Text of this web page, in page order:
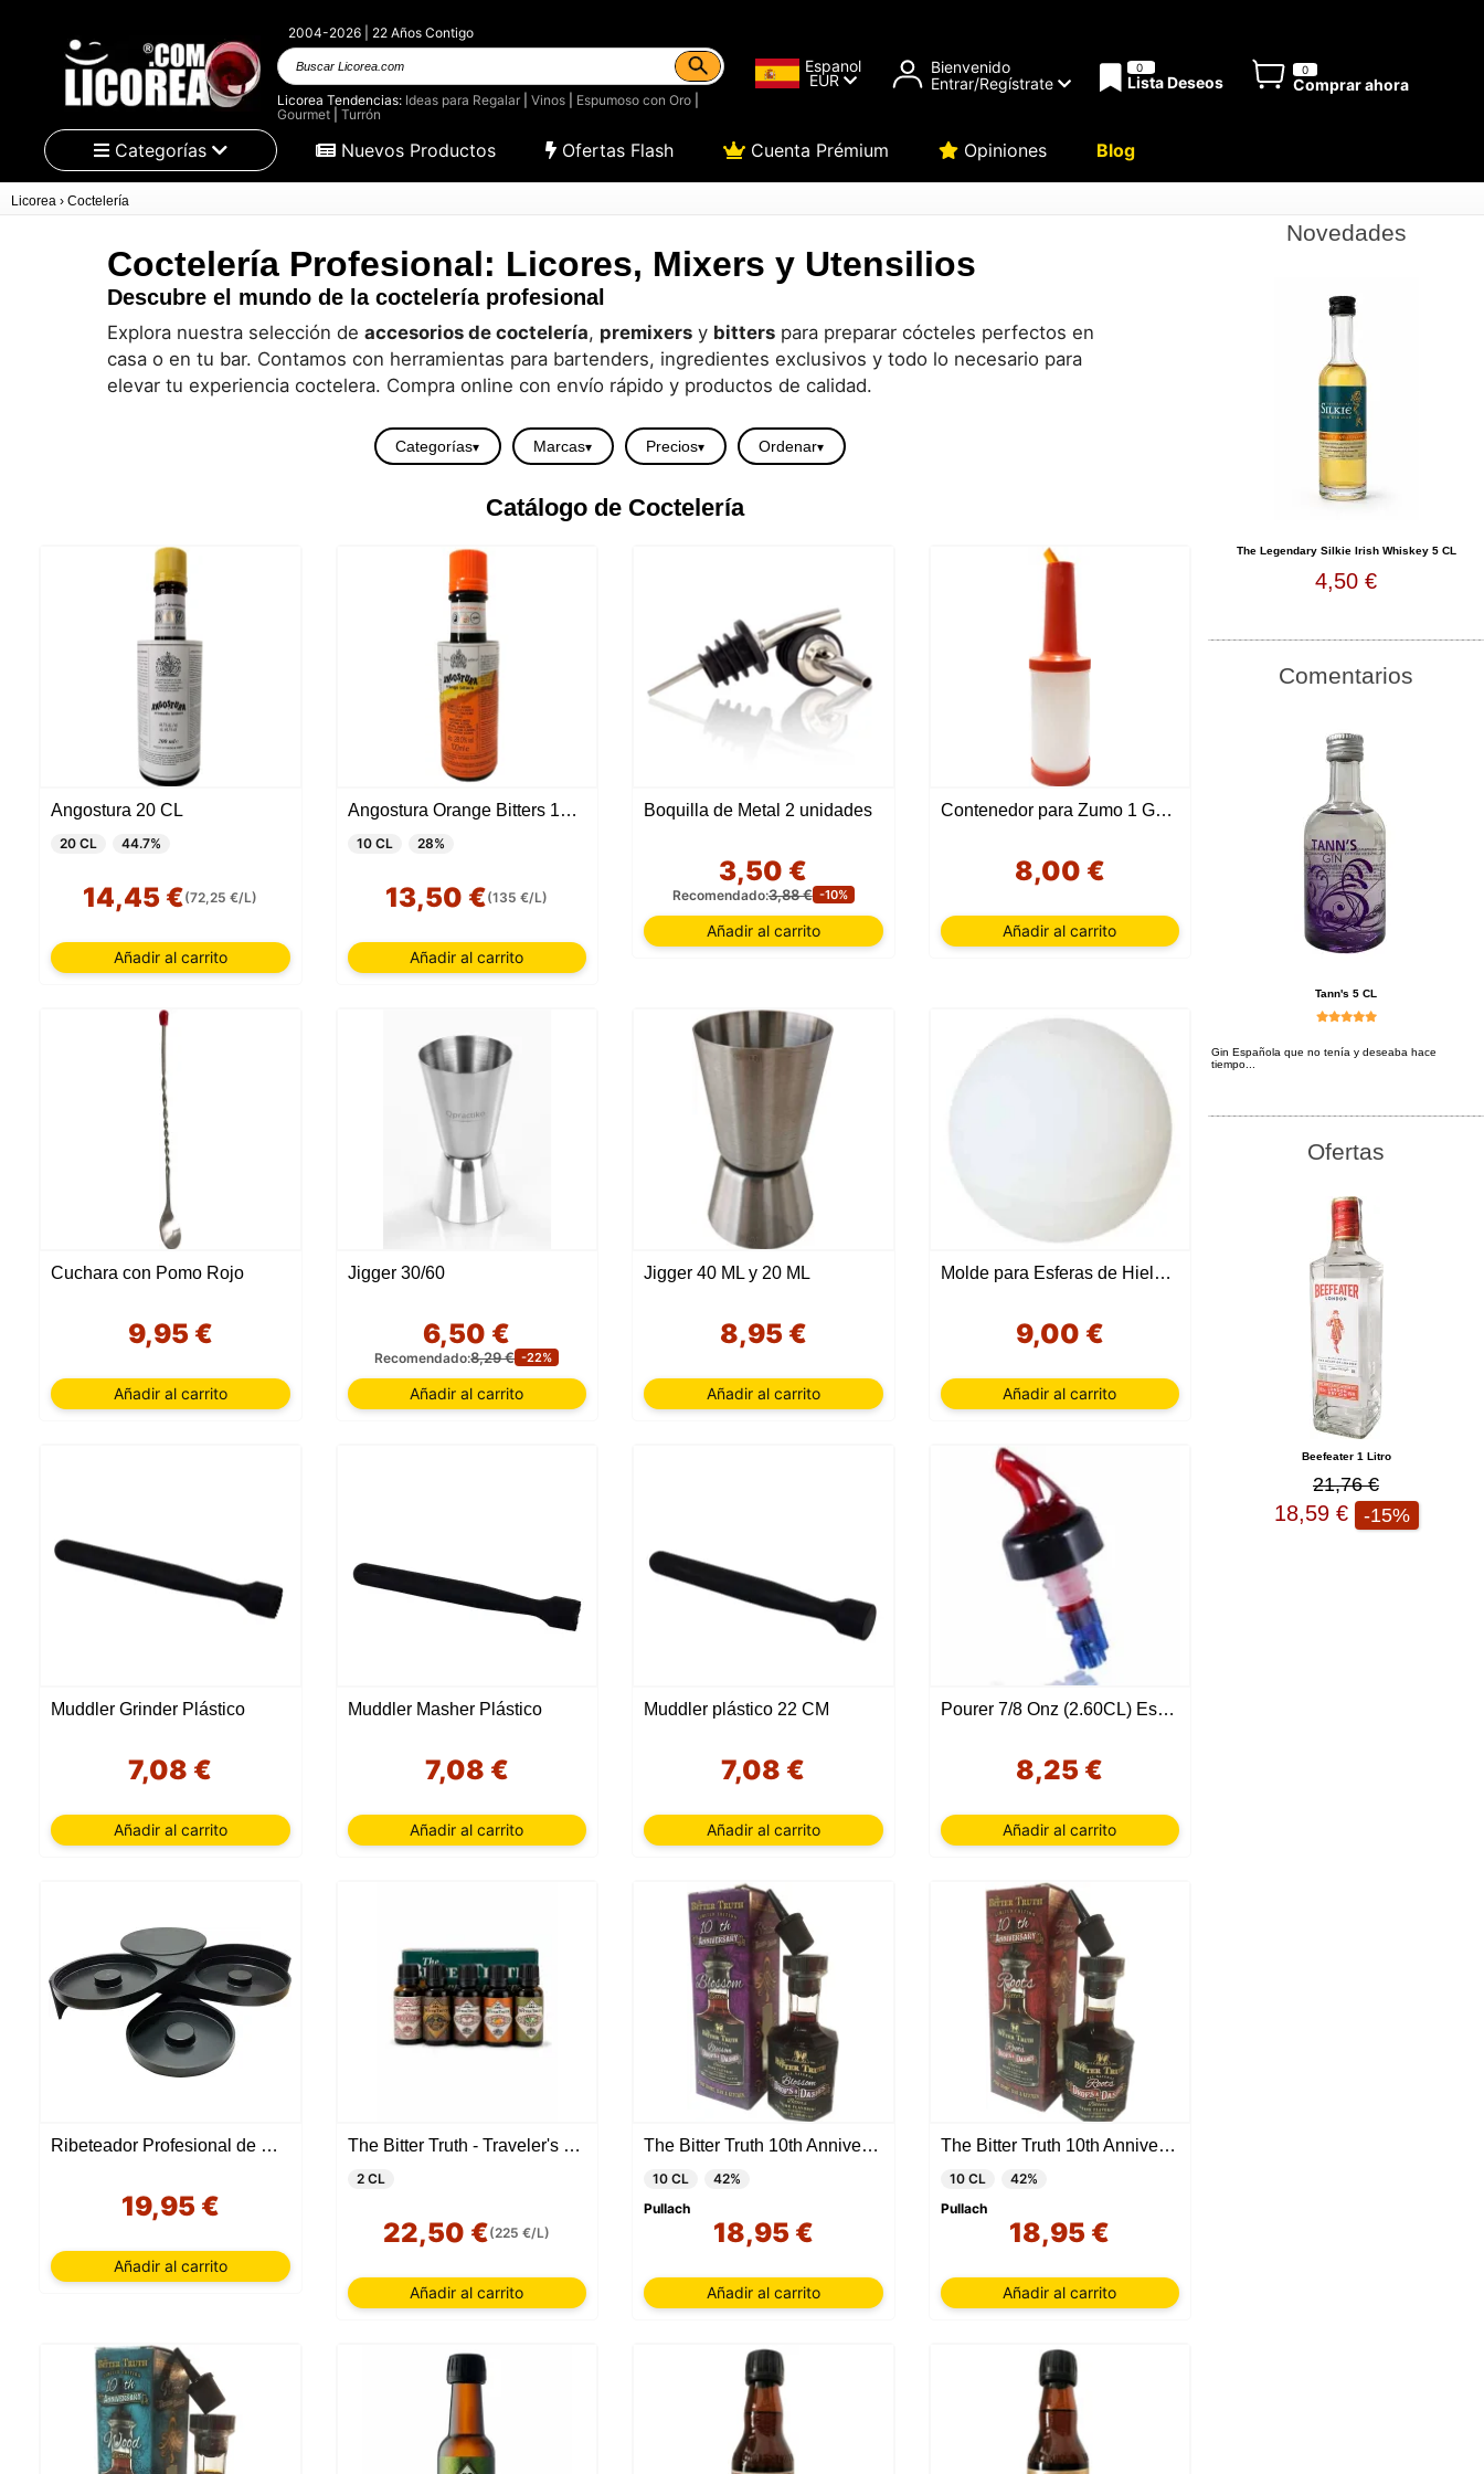
2004-2026 | 22 Años Contigo
Buscar
Licorea.com
Licorea Tendencias: Ideas para Regalar| Vinos| Espumoso con Oro|
Gourmet| Turrón
Espanol
EUR
Bienvenido
Entrar/Regístrate
0
Lista Deseos
0
Comprar ahora
Categorías Nuevos Productos Ofertas Flash Cuenta Prémium Opiniones Blog
Licorea › Coctelería
Coctelería Profesional: Licores, Mixers y Utensilios
Descubre el mundo de la coctelería profesional
Explora nuestra selección de accesorios de coctelería, premixers y bitters para preparar cócteles perfectos en
casa o en tu bar. Contamos con herramientas para bartenders, ingredientes exclusivos y todo lo necesario para
elevar tu experiencia coctelera. Compra online con envío rápido y productos de calidad.
Categorías Marcas Precios Ordenar
Catálogo de Coctelería
Angostura 20 CL
20 CL 44.7%
14,45 €(72,25 €/L)
Añadir al carrito
Angostura Orange Bitters 10 CL
10 CL 28%
13,50 €(135 €/L)
Añadir al carrito
Boquilla de Metal 2 unidades
3,50 €
Recomendado:3,88 € -10%
Añadir al carrito
Contenedor para Zumo 1 Galón
8,00 €
Añadir al carrito
Cuchara con Pomo Rojo
9,95 €
Añadir al carrito
Jigger 30/60
6,50 €
Recomendado:8,29 € -22%
Añadir al carrito
Jigger 40 ML y 20 ML
8,95 €
Añadir al carrito
Molde para Esferas de Hielo de Silicona
9,00 €
Añadir al carrito
Muddler Grinder Plástico
7,08 €
Añadir al carrito
Muddler Masher Plástico
7,08 €
Añadir al carrito
Muddler plástico 22 CM
7,08 €
Añadir al carrito
Pourer 7/8 Onz (2.60CL) Especial Mini Gintonics
8,25 €
Añadir al carrito
Ribeteador Profesional de Copas
19,95 €
Añadir al carrito
The Bitter Truth - Traveler's Set
2 CL
22,50 €(225 €/L)
Añadir al carrito
The Bitter Truth 10th Anniversary Blossom
10 CL
42%
Pullach
18,95 €
Añadir al carrito
The Bitter Truth 10th Anniversary Roots
10 CL
42%
Pullach
18,95 €
Añadir al carrito
Novedades
The Legendary Silkie Irish Whiskey 5 CL
4,50 €
Comentarios
Tann's 5 CL
Gin Española que no tenía y deseaba hace
tiempo...
Ofertas
Beefeater 1 Litro
21,76 €
18,59 € -15%